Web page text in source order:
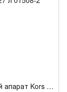
Самогонний апарат Kors Домашній 27 л